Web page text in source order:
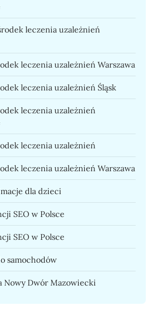
leczenia uzależnień
leczenia uzależnień Warszawa
leczenia uzależnień Śląsk
leczenia uzależnień
leczenia uzależnień
leczenia uzależnień Warszawa
dla dzieci
SEO w Polsce
SEO w Polsce
samochodów
Nowy Dwór Mazowiecki